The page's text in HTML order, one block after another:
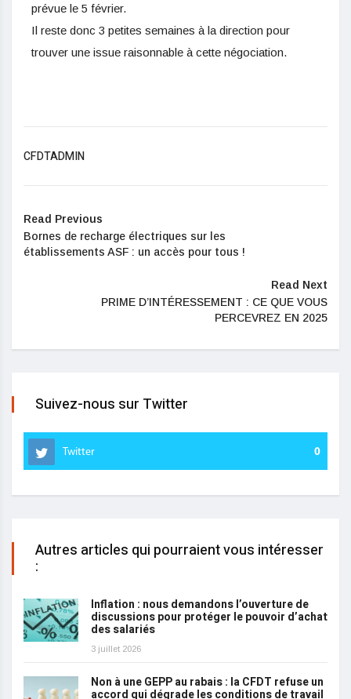
prévue le 5 février.
Il reste donc 3 petites semaines à la direction pour
trouver une issue raisonnable à cette négociation.
CFDTADMIN
Read Previous
Bornes de recharge électriques sur les
établissements ASF : un accès pour tous !
Read Next
PRIME D’INTÉRESSEMENT : CE QUE VOUS
PERCEVREZ EN 2025
Suivez-nous sur Twitter
Twitter 0
Autres articles qui pourraient vous intéresser
:
Inflation : nous demandons l’ouverture de
discussions pour protéger le pouvoir d’achat
des salariés
3 juillet 2026
Non à une GEPP au rabais : la CFDT refuse un
accord qui dégrade les conditions de travail